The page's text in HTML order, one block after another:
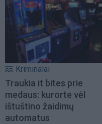
Kriminalai
Traukia it bites prie
medaus: kurorte vėl
ištuštino žaidimų
automatus